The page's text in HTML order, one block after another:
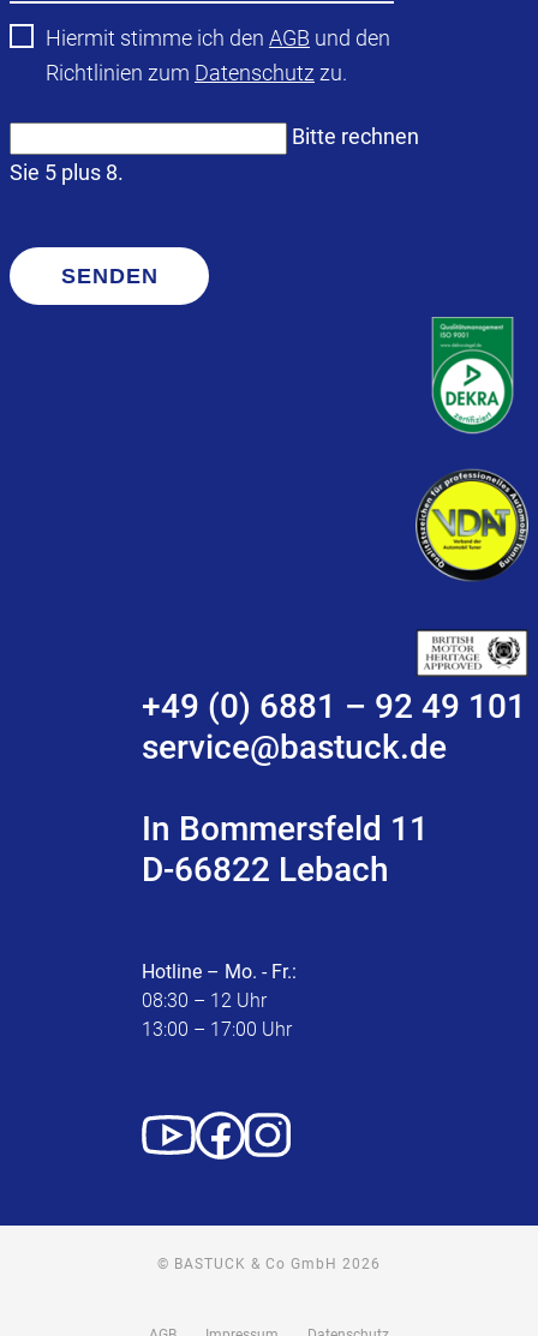
Hiermit stimme ich den AGB und den
Richtlinien zum Datenschutz zu.
Bitte rechnen
Sie 5 plus 8.
SENDEN
+49 (0) 6881 – 92 49 101
service@bastuck.de
In Bommersfeld 11
D-66822 Lebach
Hotline – Mo. - Fr.:
08:30 – 12 Uhr
13:00 – 17:00 Uhr
© BASTUCK & Co GmbH 2026